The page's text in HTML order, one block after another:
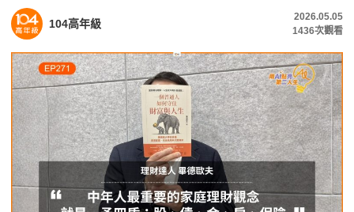
104高年級
2026.05.05
1436次觀看